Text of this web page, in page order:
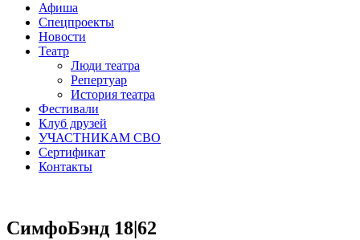
Афиша
Спецпроекты
Новости
Театр
Люди театра
Репертуар
История театра
Фестивали
Клуб друзей
УЧАСТНИКАМ СВО
Сертификат
Контакты
СимфоБэнд 18|62